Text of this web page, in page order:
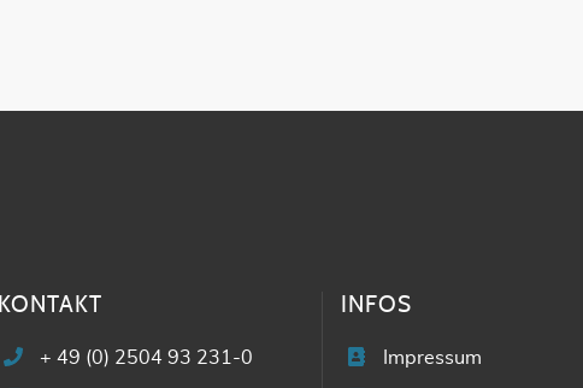
KONTAKT
+ 49 (0) 2504 93 231-0
INFOS
Impressum